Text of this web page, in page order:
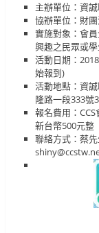
主辦單位：資
協辦單位：財
實施對象：會
興趣之民眾或
活動日期：
始報到)
活動地點：資
隆路一段333號
報名費用：
新台幣500元整
聯絡方式：蔡